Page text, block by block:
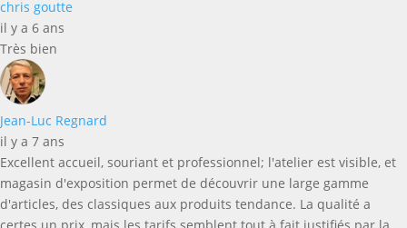
chris goutte
il y a 6 ans
Très bien
Jean-Luc Regnard
il y a 7 ans
Excellent accueil, souriant et professionnel; l'atelier est visible, et
magasin d'exposition permet de découvrir une large gamme
d'articles, des classiques aux produits tendance. La qualité a